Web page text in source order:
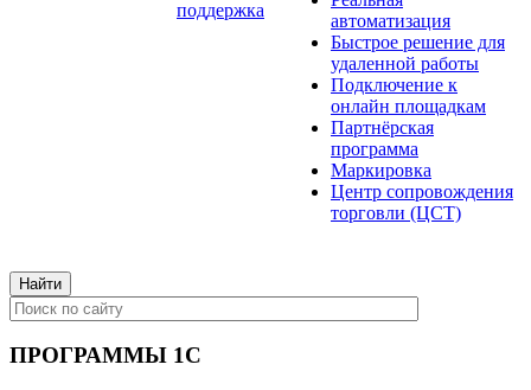
поддержка
автоматизация
Быстрое решение для
удаленной работы
Подключение к
онлайн площадкам
Партнёрская
программа
Маркировка
Центр сопровождения
торговли (ЦСТ)
ПРОГРАММЫ 1С